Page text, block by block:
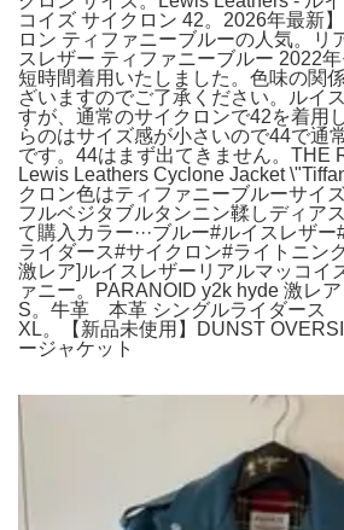
コイズ サイクロン 42。2026年最新
ロン ティファニーブルーの人気。リ
スレザー ティファニーブルー 2022
短時間着用いたしました。色味の関
ざいますのでご了承ください。ルイ
すが、通常のサイクロンで42を着用
らのはサイズ感が小さいので44で通
です。44はまず出てきません。THE
Lewis Leathers Cyclone Jacket
クロン色はティファニーブルーサイ
フルベジタブルタンニン鞣しディア
て購入カラー···ブルー#ルイスレザ
ライダース#サイクロン#ライトニン
激レア]ルイスレザーリアルマッコイ
ァニー。PARANOID y2k hyde 激
S。牛革 本革 シングルライダー
XL。【新品未使用】DUNST
ージャケット